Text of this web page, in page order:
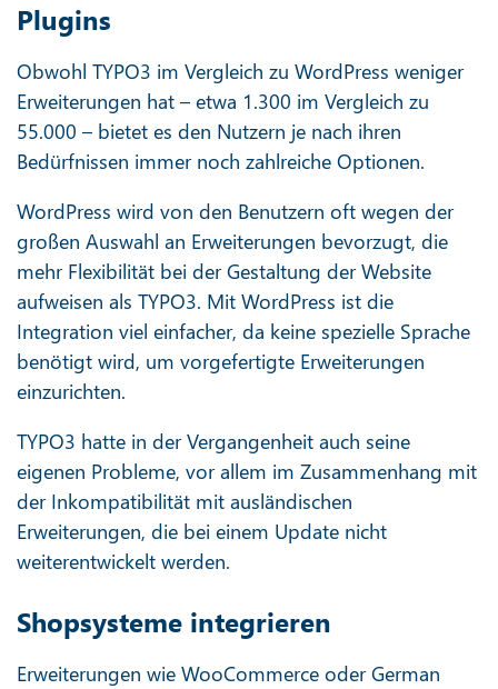
Plugins
Obwohl TYPO3 im Vergleich zu WordPress weniger
Erweiterungen hat – etwa 1.300 im Vergleich zu
55.000 – bietet es den Nutzern je nach ihren
Bedürfnissen immer noch zahlreiche Optionen.
WordPress wird von den Benutzern oft wegen der
großen Auswahl an Erweiterungen bevorzugt, die
mehr Flexibilität bei der Gestaltung der Website
aufweisen als TYPO3. Mit WordPress ist die
Integration viel einfacher, da keine spezielle Sprache
benötigt wird, um vorgefertigte Erweiterungen
einzurichten.
TYPO3 hatte in der Vergangenheit auch seine
eigenen Probleme, vor allem im Zusammenhang mit
der Inkompatibilität mit ausländischen
Erweiterungen, die bei einem Update nicht
weiterentwickelt werden.
Shopsysteme integrieren
Erweiterungen wie WooCommerce oder German